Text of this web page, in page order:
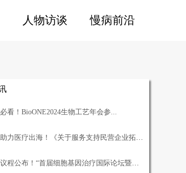
人物访谈 慢病前沿
看！BioONE2024生物工艺年会参...
力医疗出海！《关于服务支持民营企业拓展...
程公布！“首届细胞基因治疗国际论坛暨第...